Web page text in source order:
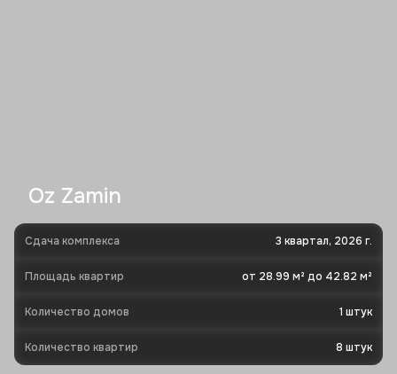
Oz Zamin
Сдача комплекса 3 квартал, 2026 г.
Площадь квартир от 28.99 м² до 42.82 м²
Количество домов 1 штук
Количество квартир 8 штук